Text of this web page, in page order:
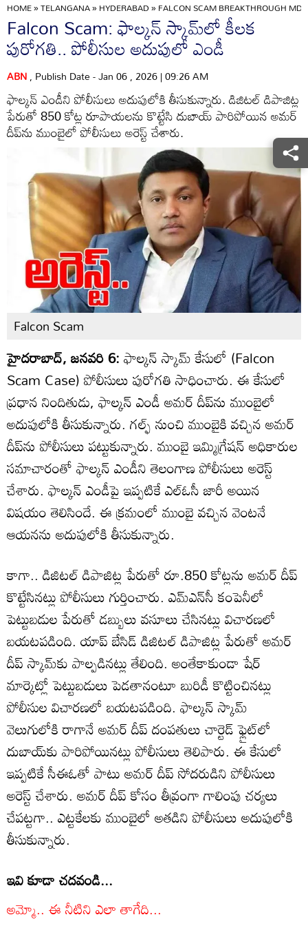
HOME»TELANGANA»HYDERABAD»FALCON SCAM BREAKTHROUGH MD
Falcon Scam: ఫాల్కన్ స్కామ్‌లో కీలక
పురోగతి.. పోలీసుల అదుపులో ఎండీ
ABN, Publish Date - Jan 06 , 2026 | 09:26 AM
ఫాల్కన్ ఎండీని పోలీసులు అదుపులోకి తీసుకున్నారు. డిజిటల్ డిపాజిట్ల
పేరుతో 850 కోట్ల రూపాయలను కొట్టేసి దుబాయ్ పారిపోయిన అమర్
దీప్‌ను ముంబైలో పోలీసులు అరెస్ట్ చేశారు.
Falcon Scam
హైదరాబాద్, జనవరి 6:ఫాల్కన్ స్కామ్ కేసులో (Falcon
Scam Case) పోలీసులు పురోగతి సాధించారు. ఈ కేసులో
ప్రధాన నిందితుడు, ఫాల్కన్ ఎండీ అమర్ దీప్‌ను ముంబైలో
అదుపులోకి తీసుకున్నారు. గల్ఫ్ నుంచి ముంబైకి వచ్చిన అమర్
దీప్‌ను పోలీసులు పట్టుకున్నారు. ముంబై ఇమ్మిగ్రేషన్ అధికారుల
సమాచారంతో ఫాల్కన్ ఎండీని తెలంగాణ పోలీసులు అరెస్ట్
చేశారు. ఫాల్కన్ ఎండీపై ఇప్పటికే ఎల్ఓసీ జారీ అయిన
విషయం తెలిసిందే. ఈ క్రమంలో ముంబై వచ్చిన వెంటనే
ఆయనను అదుపులోకి తీసుకున్నారు.
కాగా.. డిజిటల్ డిపాజిట్ల పేరుతో రూ.850 కోట్లను అమర్ దీప్
కొట్టేసినట్లు పోలీసులు గుర్తించారు. ఎమ్‌ఎన్‌సీ కంపెనీలో
పెట్టుబడుల పేరుతో డబ్బులు వసూలు చేసినట్లు విచారణలో
బయటపడింది. యాప్ బేసిడ్ డిజిటల్ డిపాజిట్ల పేరుతో అమర్
దీప్‌ స్కామ్‌కు పాల్పడినట్లు తేలింది. అంతేకాకుండా షేర్
మార్కెట్లో పెట్టుబడులు పెడతానంటూ బురిడీ కొట్టించినట్లు
పోలీసుల విచారణలో బయటపడింది. ఫాల్కన్ స్కామ్
వెలుగులోకి రాగానే అమర్ దీప్ దంపతులు చార్టెడ్ ఫ్లైట్‌లో
దుబాయ్‌కు పారిపోయినట్లు పోలీసులు తెలిపారు. ఈ కేసులో
ఇప్పటికే సీఈఓతో పాటు అమర్ దీప్ సోదరుడిని పోలీసులు
అరెస్ట్ చేశారు. అమర్ దీప్‌ కోసం తీవ్రంగా గాలింపు చర్యలు
చేపట్టగా.. ఎట్టకేలకు ముంబైలో అతడిని పోలీసులు అదుపులోకి
తీసుకున్నారు.
ఇవి కూడా చదవండి...
అమ్మో.. ఈ నీటిని ఎలా తాగేది...